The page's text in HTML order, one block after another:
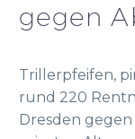
gegen
Trillerpfeifen,
rund 220
Dresden